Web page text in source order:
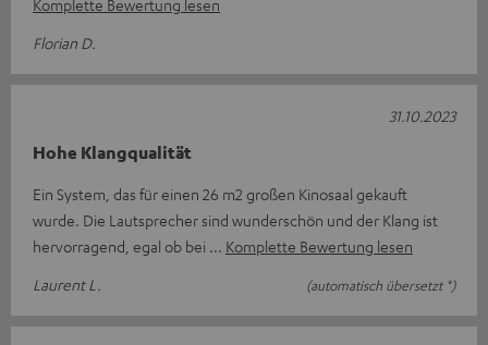
Komplette Bewertung lesen
Florian D.
Hohe Klangqualität
Ein System, das für einen 26 m2 großen Kinosaal gekauft
wurde. Die Lautsprecher sind wunderschön und der Klang ist
hervorragend, egal ob bei
Komplette Bewertung lesen
Laurent L.
(automatisch übersetzt *)
31.10.2023